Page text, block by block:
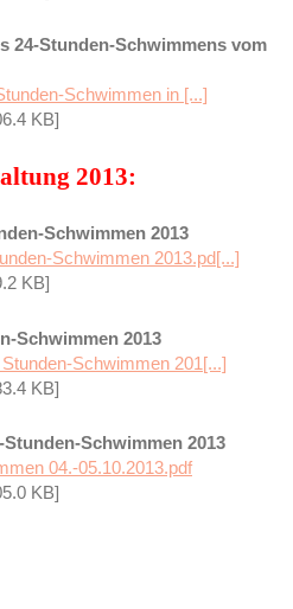
24-Stunden-Schwimmens vom
Schwimmen in [...]
KB]
2013:
Schwimmen 2013
Schwimmen 2013.pd[...]
KB]
Schwimmen 2013
Schwimmen 201[...]
KB]
Schwimmen 2013
04.-05.10.2013.pdf
KB]